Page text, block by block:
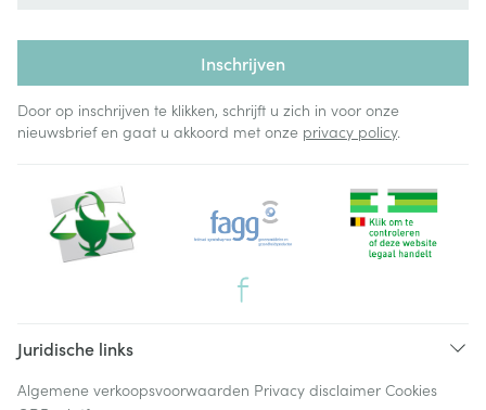
Inschrijven
Door op inschrijven te klikken, schrijft u zich in voor onze
nieuwsbrief en gaat u akkoord met onze privacy policy.
Juridische links
Algemene verkoopsvoorwaarden Privacy disclaimer Cookies